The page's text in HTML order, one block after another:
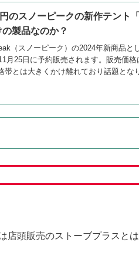
のスノーピークの新作テント
製品なのか？
（スノーピーク）の2024年新商品と
月25日に予約販売されます。販売価
帯とは大きくかけ離れており話題とな
店頭販売のストーブプラスと